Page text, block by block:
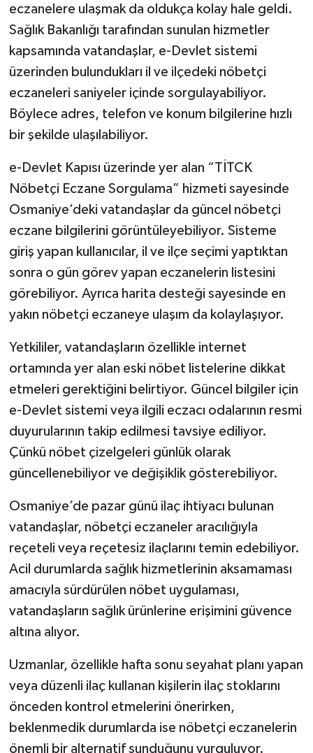
eczanelere ulaşmak da oldukça kolay hale geldi.
Sağlık Bakanlığı tarafından sunulan hizmetler
kapsamında vatandaşlar, e-Devlet sistemi
üzerinden bulundukları il ve ilçedeki nöbetçi
eczaneleri saniyeler içinde sorgulayabiliyor.
Böylece adres, telefon ve konum bilgilerine hızlı
bir şekilde ulaşılabiliyor.
e-Devlet Kapısı üzerinde yer alan “TİTCK
Nöbetçi Eczane Sorgulama” hizmeti sayesinde
Osmaniye’deki vatandaşlar da güncel nöbetçi
eczane bilgilerini görüntüleyebiliyor. Sisteme
giriş yapan kullanıcılar, il ve ilçe seçimi yaptıktan
sonra o gün görev yapan eczanelerin listesini
görebiliyor. Ayrıca harita desteği sayesinde en
yakın nöbetçi eczaneye ulaşım da kolaylaşıyor.
Yetkililer, vatandaşların özellikle internet
ortamında yer alan eski nöbet listelerine dikkat
etmeleri gerektiğini belirtiyor. Güncel bilgiler için
e-Devlet sistemi veya ilgili eczacı odalarının resmi
duyurularının takip edilmesi tavsiye ediliyor.
Çünkü nöbet çizelgeleri günlük olarak
güncellenebiliyor ve değişiklik gösterebiliyor.
Osmaniye’de pazar günü ilaç ihtiyacı bulunan
vatandaşlar, nöbetçi eczaneler aracılığıyla
reçeteli veya reçetesiz ilaçlarını temin edebiliyor.
Acil durumlarda sağlık hizmetlerinin aksamaması
amacıyla sürdürülen nöbet uygulaması,
vatandaşların sağlık ürünlerine erişimini güvence
altına alıyor.
Uzmanlar, özellikle hafta sonu seyahat planı yapan
veya düzenli ilaç kullanan kişilerin ilaç stoklarını
önceden kontrol etmelerini önerirken,
beklenmedik durumlarda ise nöbetçi eczanelerin
önemli bir alternatif sunduğunu vurguluyor.